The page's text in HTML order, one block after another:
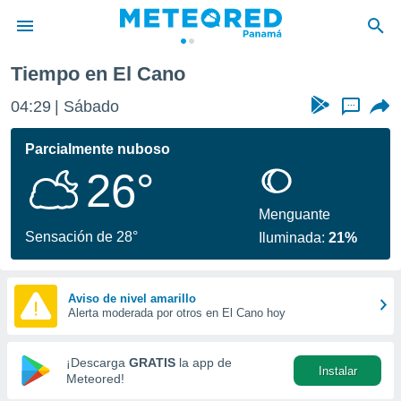
de
ha
que se
calidad.
a este
las
y
forma
digital
basada
Tiempo en El Cano
04:29 Sábado ...
Parcialmente nuboso
26°
Sensación de 28°
Menguante
Iluminada:21%
Aviso de nivel amarillo
Alerta moderada por otros en El Cano hoy
¡Descarga GRATIS la app de
Meteored!
Instalar